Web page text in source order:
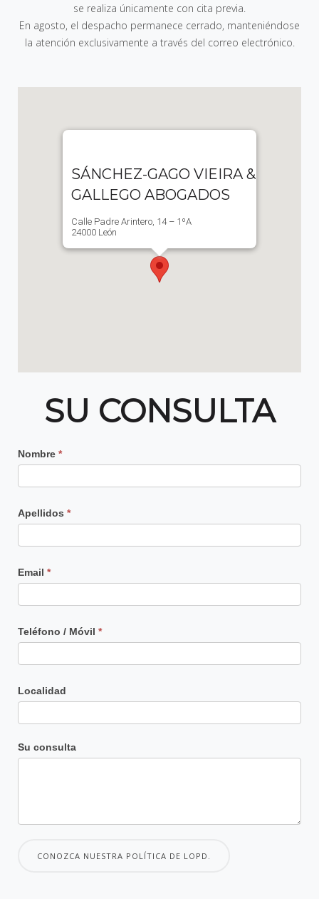
se realiza únicamente con cita previa.
En agosto, el despacho permanece cerrado, manteniéndose
la atención exclusivamente a través del correo electrónico.
SÁNCHEZ-GAGO VIEIRA &
GALLEGO ABOGADOS
Calle Padre Arintero, 14 – 1ºA
24000 León
SU CONSULTA
Contacto
Principal
Nombre *
Apellidos *
Email *
Teléfono / Móvil *
Localidad
Su consulta
CONOZCA NUESTRA POLÍTICA DE LOPD.